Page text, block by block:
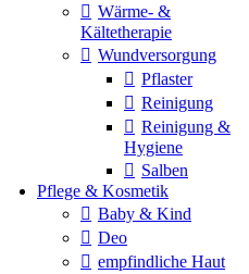
Wärme- &
Kältetherapie
Wundversorgung
Pflaster
Reinigung
Reinigung &
Hygiene
Salben
Pflege & Kosmetik
Baby & Kind
Deo
empfindliche Haut